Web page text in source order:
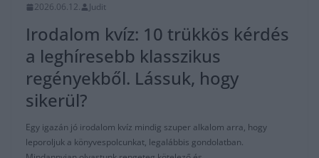
2026.06.12. Judit
Irodalom kvíz: 10 trükkös kérdés
a leghíresebb klasszikus
regényekből. Lássuk, hogy
sikerül?
Egy igazán jó irodalom kvíz mindig szuper alkalom arra, hogy
leporoljuk a könyvespolcunkat, legalábbis gondolatban.